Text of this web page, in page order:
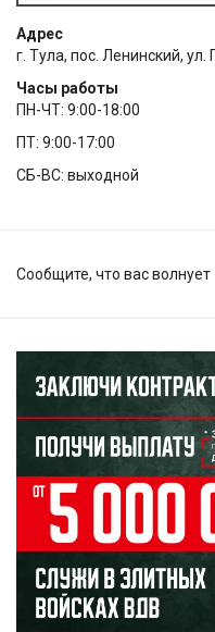
Адрес
г. Тула, пос. Ленинский, ул.
Часы работы
ПН-ЧТ: 9:00-18:00
ПТ: 9:00-17:00
СБ-ВС: выходной
Сообщите, что вас волнует